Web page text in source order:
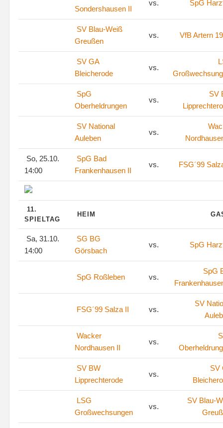
Sondershausen II
vs. SpG
SV Blau-Weiß
Greußen
vs. VfB Artern
SV GA
Bleicherode
vs.
SpG
Oberheldrungen
vs.
SV
SV National
Auleben
vs.
So, 25.10.
14:00
SpG Bad
Frankenhausen II
vs. FSG´99
11.
SPIELTAG
HEIM
Sa, 31.10.
14:00
SG BG
Görsbach
vs. SpG
SpG Roßleben vs.
SpG
FSG´99 Salza II vs.
SV
Wacker
Nordhausen II
vs.
SV BW
Lipprechterode
vs.
SV
LSG
Großwechsungen
vs.
SV Blau-